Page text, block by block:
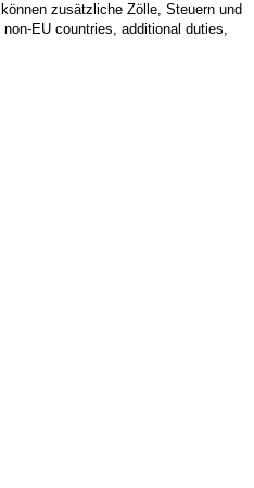
zusätzliche Zölle, Steuern und
EU countries, additional duties,